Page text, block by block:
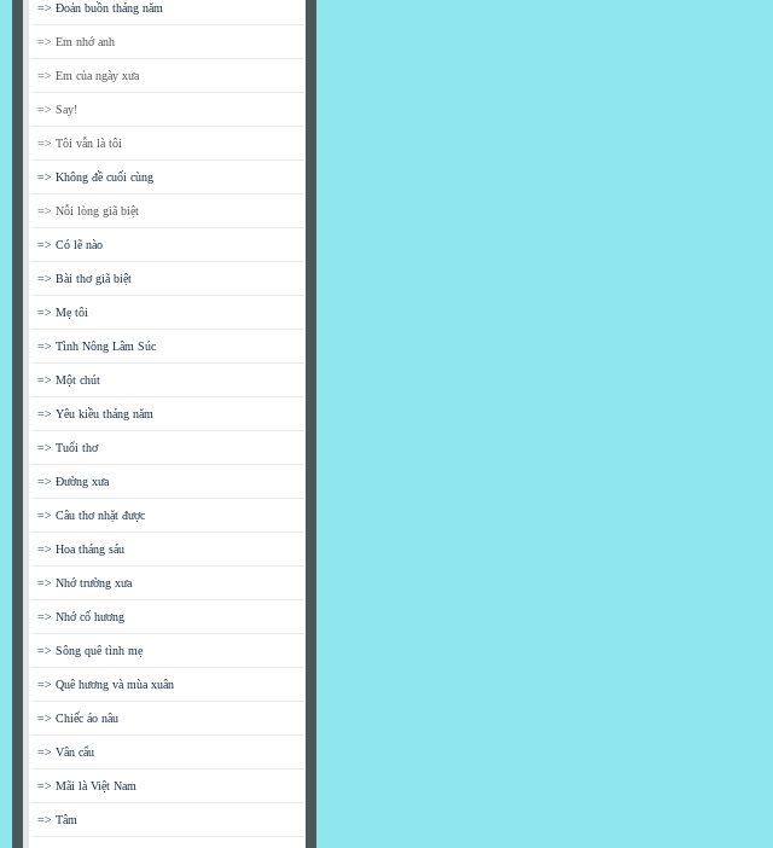
=> Đoản buồn tháng năm
=> Em nhớ anh
=> Em của ngày xưa
=> Say!
=> Tôi vẫn là tôi
=> Không đề cuối cùng
=> Nỗi lòng giã biệt
=> Có lẽ nào
=> Bài thơ giã biệt
=> Mẹ tôi
=> Tình Nông Lâm Súc
=> Một chút
=> Yêu kiều tháng năm
=> Tuổi thơ
=> Đường xưa
=> Câu thơ nhặt được
=> Hoa tháng sáu
=> Nhớ trường xưa
=> Nhớ cố hương
=> Sông quê tình mẹ
=> Quê hương và mùa xuân
=> Chiếc áo nâu
=> Vân cẩu
=> Mãi là Việt Nam
=> Tâm